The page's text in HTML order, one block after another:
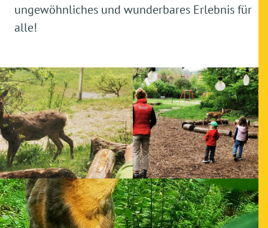
ungewöhnliches und wunderbares Erlebnis für
alle!